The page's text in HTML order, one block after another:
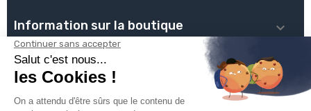
Information sur la boutique 
PLOMBSERVICE 
INFOS PRATIQUES 